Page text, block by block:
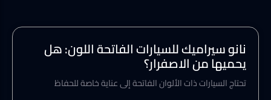
نانو سيراميك للسيارات الفاتحة اللون: هل
يحميها من الاصفرار؟
تحتاج السيارات ذات الألوان الفاتحة إلى عناية خاصة للحفاظ